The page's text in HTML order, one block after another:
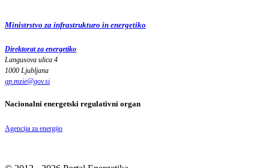
Ministrstvo za infrastrukturo in energetiko
Direktorat za energetiko
Langusova ulica 4
1000 Ljubljana
gp.mzie@gov.si
Nacionalni energetski regulativni organ
Agencija za energijo